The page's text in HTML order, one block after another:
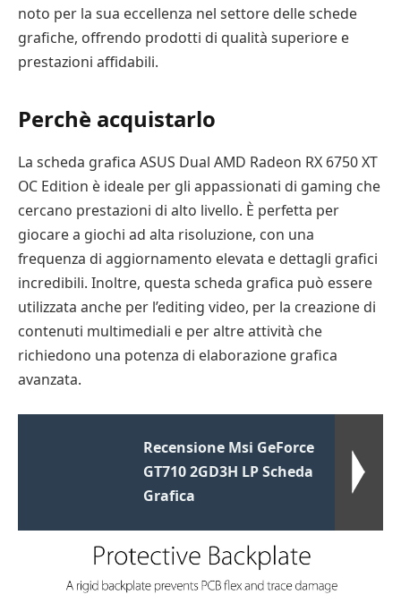
noto per la sua eccellenza nel settore delle schede
grafiche, offrendo prodotti di qualità superiore e
prestazioni affidabili.
Perchè acquistarlo
La scheda grafica ASUS Dual AMD Radeon RX 6750 XT
OC Edition è ideale per gli appassionati di gaming che
cercano prestazioni di alto livello. È perfetta per
giocare a giochi ad alta risoluzione, con una
frequenza di aggiornamento elevata e dettagli grafici
incredibili. Inoltre, questa scheda grafica può essere
utilizzata anche per l’editing video, per la creazione di
contenuti multimediali e per altre attività che
richiedono una potenza di elaborazione grafica
avanzata.
Recensione Msi GeForce
GT710 2GD3H LP Scheda
Grafica